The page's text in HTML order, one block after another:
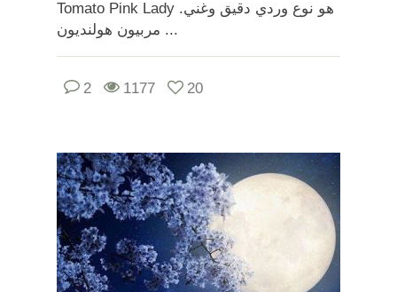
Tomato Pink Lady هو نوع وردي دقيق وغني.
مربيون هولنديون ...
2 1177 20